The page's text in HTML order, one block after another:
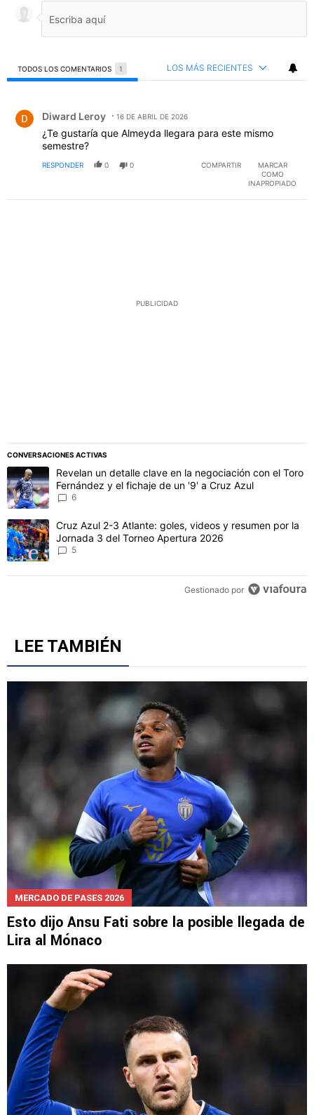
TODOS LOS COMENTARIOS 1 LOS MÁS RECIENTES
Diward Leroy 16 DE ABRIL DE 2026
¿Te gustaría que Almeyda llegara para este mismo
semestre?
RESPONDER 0 0 COMPARTIR
MARCAR
COMO
INAPROPIADO
PUBLICIDAD
CONVERSACIONES ACTIVAS
Este listado muestra los artículos con más comentarios en los
Un artículo de tendencia con el título "Revelan un detalle clave
Revelan un detalle clave en la negociación con el Toro
Fernández y el fichaje de un '9' a Cruz Azul
6
Un artículo de tendencia con el título "Cruz Azul 2-3 Atlante:
Cruz Azul 2-3 Atlante: goles, videos y resumen por la
Jornada 3 del Torneo Apertura 2026
5
Gestionado por
LEE TAMBIÉN
MERCADO DE PASES 2026
Esto dijo Ansu Fati sobre la posible llegada de
Lira al Mónaco